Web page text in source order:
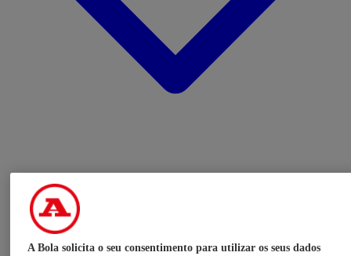
A Bola solicita o seu consentimento para utilizar os seus dados